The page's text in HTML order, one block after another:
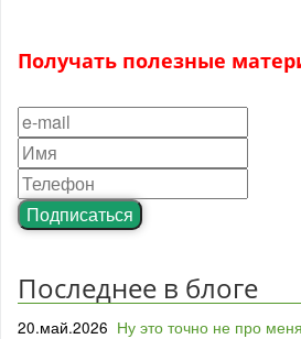
Получать полезные
Подписаться
Последнее в блоге
20.май.2026 Ну это точно не про